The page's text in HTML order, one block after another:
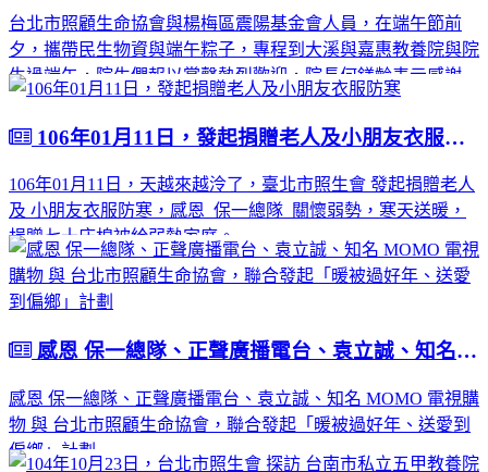
台北市照顧生命協會與楊梅區震陽基金會人員，在端午節前
夕，攜帶民生物資與端午粽子，專程到大溪與嘉惠教養院與院
生過端午，院生們報以掌聲熱烈歡迎，院長何鎂齡表示感謝之
意。
106年01月11日，發起捐贈老人及小朋友衣服防寒
106年01月11日，天越來越泠了，臺北市照生會 發起捐贈老人
及 小朋友衣服防寒，感恩 保一總隊 關懷弱勢，寒天送暖，
捐贈七十床棉被給弱勢家庭。
感恩 保一總隊、正聲廣播電台、袁立誠、知名 MOMO 電視購物 與 台北市照顧生命協會，聯合發起「暖被過好年、送愛到偏鄉」計劃
感恩 保一總隊、正聲廣播電台、袁立誠、知名 MOMO 電視購
物 與 台北市照顧生命協會，聯合發起「暖被過好年、送愛到
偏鄉」計劃